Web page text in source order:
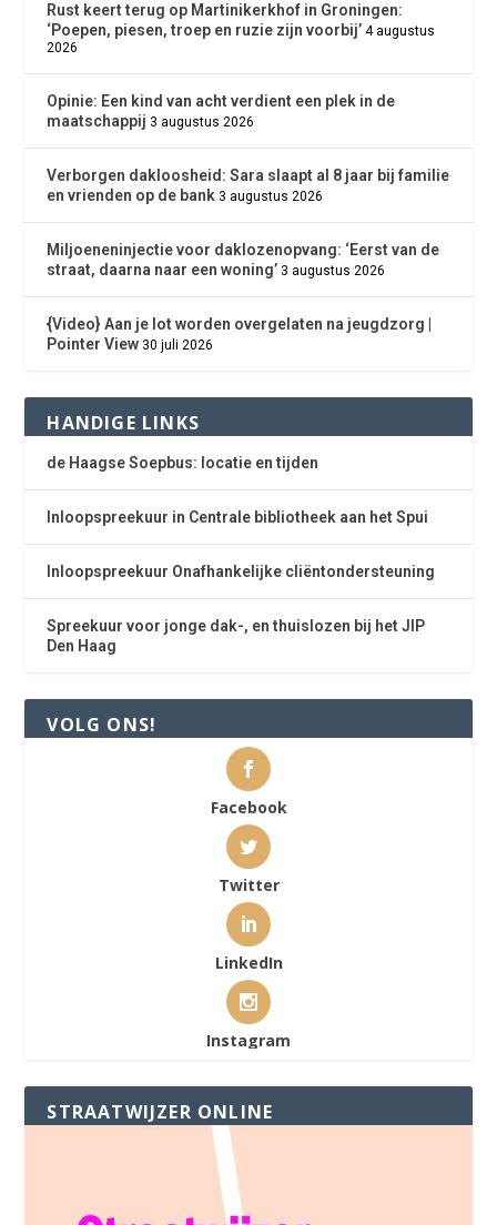
Rust keert terug op Martinikerkhof in Groningen:
‘Poepen, piesen, troep en ruzie zijn voorbij’ 4 augustus
2026
Opinie: Een kind van acht verdient een plek in de
maatschappij 3 augustus 2026
Verborgen dakloosheid: Sara slaapt al 8 jaar bij familie
en vrienden op de bank 3 augustus 2026
Miljoeneninjectie voor daklozenopvang: ‘Eerst van de
straat, daarna naar een woning’ 3 augustus 2026
{Video} Aan je lot worden overgelaten na jeugdzorg |
Pointer View 30 juli 2026
HANDIGE LINKS
de Haagse Soepbus: locatie en tijden
Inloopspreekuur in Centrale bibliotheek aan het Spui
Inloopspreekuur Onafhankelijke cliëntondersteuning
Spreekuur voor jonge dak-, en thuislozen bij het JIP
Den Haag
VOLG ONS!
Facebook
Twitter
LinkedIn
Instagram
STRAATWIJZER ONLINE